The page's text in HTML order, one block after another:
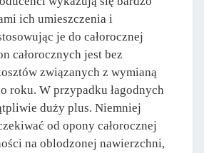
ich umieszczenia i
je do całorocznej
całorocznych jest bez
związanych z wymianą
roku. W przypadku łagodnych
duży plus. Niemniej
od opony całorocznej
na oblodzonej nawierzchni,